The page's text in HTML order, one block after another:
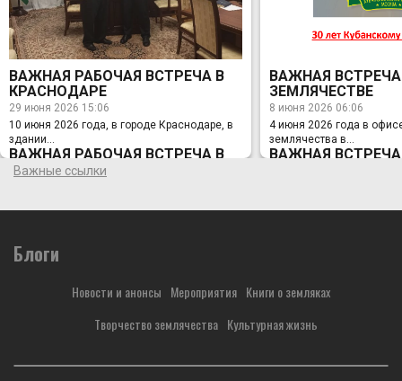
ВАЖНАЯ РАБОЧАЯ ВСТРЕЧА В
КРАСНОДАРЕ
29 июня 2026 15:06
10 июня 2026 года, в городе Краснодаре, в
здании...
ВАЖНАЯ РАБОЧАЯ ВСТРЕЧА В
КРАСНОДАРЕ
Заместителя Губернатора Краснодарского
края по вопросам казачества, спорта и
атамана Кубанского казачьего войска А.А.
ВАЖНАЯ
ЗЕМЛЯЧЕСТВЕ
8 июня 2026 06:06
4 июня 2026 года в
землячества в...
ВАЖНАЯ
работы, ВРИО атамана
Важные ссылки
Блоги
Новости и анонсы Мероприятия Книги о земляках
Творчество землячества Культурная жизнь